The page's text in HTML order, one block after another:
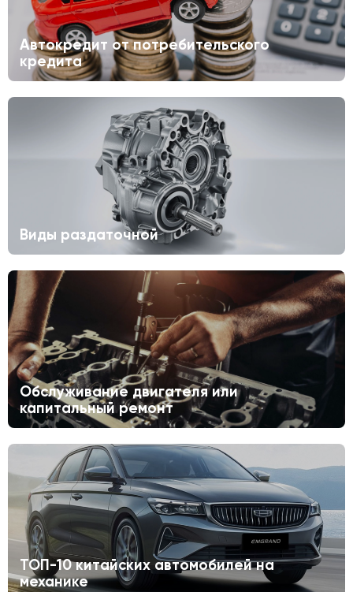
Автокредит от потребительского
кредита
Виды раздаточной
Обслуживание двигателя или
капитальный ремонт
ТОП-10 китайских автомобилей на
механике